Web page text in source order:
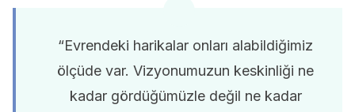
“Evrendeki harikalar onları alabildiğimiz
ölçüde var. Vizyonumuzun keskinliği ne
kadar gördüğümüzle değil ne kadar